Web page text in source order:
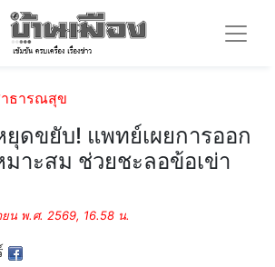
ธารณสุข
ยุดขยับ! แพทย์เผยการออก
มาะสม ช่วยชะลอข้อเข่า
น พ.ศ. 2569, 16.58 น.